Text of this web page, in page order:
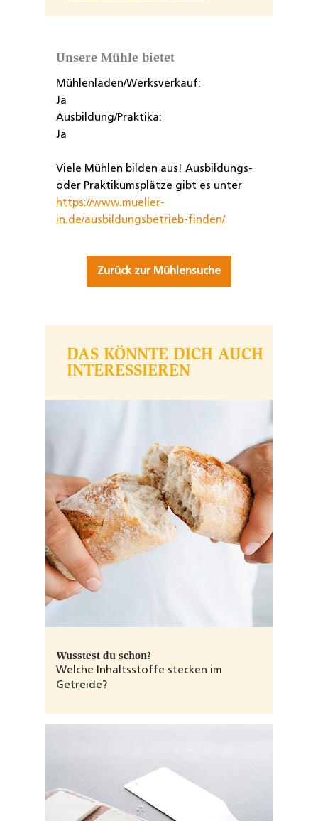
Unsere Mühle bietet
Mühlenladen/Werksverkauf:
Ja
Ausbildung/Praktika:
Ja
Viele Mühlen bilden aus! Ausbildungs-
oder Praktikumsplätze gibt es unter
https://www.mueller-
in.de/ausbildungsbetrieb-finden/
Zurück zur Mühlensuche
DAS KÖNNTE DICH AUCH
INTERESSIEREN
Wusstest du schon?
Welche Inhaltsstoffe stecken im
Getreide?